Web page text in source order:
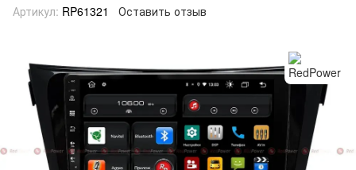
Артикул: RP61321 Оставить отзыв